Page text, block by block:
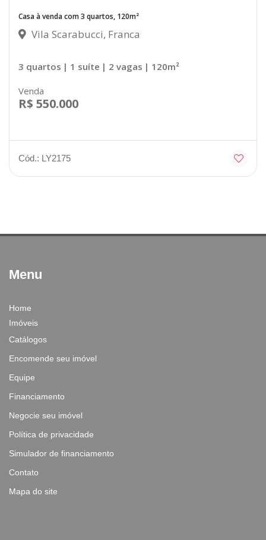
Casa à venda com 3 quartos, 120m²
Vila Scarabucci, Franca
3 quartos | 1 suíte | 2 vagas | 120m²
Venda
R$ 550.000
Cód.: LY2175
Menu
Home
Imóveis
Catálogos
Encomende seu imóvel
Equipe
Financiamento
Negocie seu imóvel
Política de privacidade
Simulador de financiamento
Contato
Mapa do site